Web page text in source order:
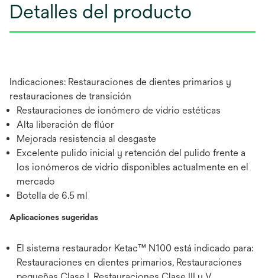
Detalles del producto
Indicaciones: Restauraciones de dientes primarios y
restauraciones de transición
Restauraciones de ionómero de vidrio estéticas
Alta liberación de flúor
Mejorada resistencia al desgaste
Excelente pulido inicial y retención del pulido frente a
los ionómeros de vidrio disponibles actualmente en el
mercado
Botella de 6.5 ml
Aplicaciones sugeridas
El sistema restaurador Ketac™ N100 está indicado para:
Restauraciones en dientes primarios, Restauraciones